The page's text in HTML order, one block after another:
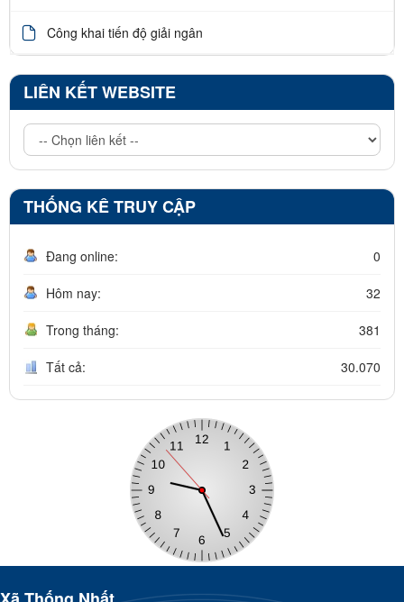
Công khai tiến độ giải ngân
LIÊN KẾT WEBSITE
THỐNG KÊ TRUY CẬP
Đang online: 0
Hôm nay: 32
Trong tháng: 381
Tất cả: 30.070